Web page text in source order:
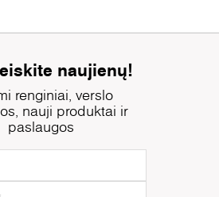
naujienų!
renginiai, verslo
nauji produktai ir
paslaugos